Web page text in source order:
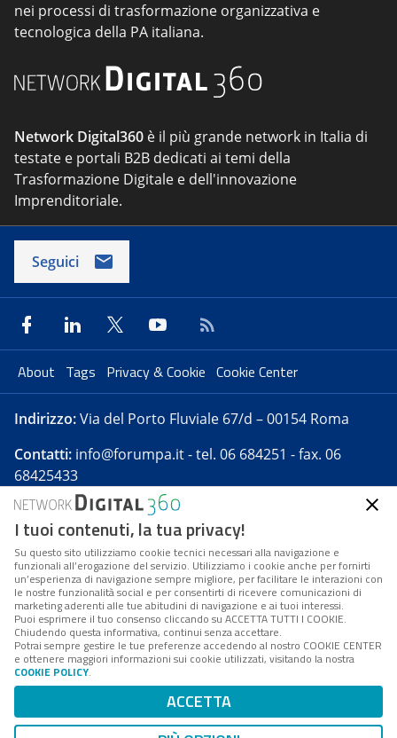
nei processi di trasformazione organizzativa e
tecnologica della PA italiana.
Network Digital360 è il più grande network in Italia di
testate e portali B2B dedicati ai temi della
Trasformazione Digitale e dell'innovazione
Imprenditoriale.
Seguici
About Tags Privacy & Cookie Cookie Center
Indirizzo:Via del Porto Fluviale 67/d – 00154 Roma
Contatti: info@forumpa.it- tel. 06 684251 - fax. 06
68425433
Forumpa.itè una pubblicazione telematica iscritta
presso Registro della stampa del Tribunale di Roma -
Reg. n. 182 del 2 maggio 2008 - Direttore resp. Michela
Stentella
FPA s.r.l. è società soggetta a Direzione e
Coordinamento da parte di Digital360 S.p.A. - FPA s.r.l.
è un'azienda certificata per il sistema di management
Codice Fiscale/Partita IVA n. 10693191008 - R.E.A. Roma
n. 1249791. ISP AWS
I tuoi contenuti, la tua privacy!
Su questo sito utilizziamo cookie tecnici necessari alla navigazione e
funzionali all’erogazione del servizio. Utilizziamo i cookie anche per fornirti
un’esperienza di navigazione sempre migliore, per facilitare le interazioni con
le nostre funzionalità social e per consentirti di ricevere comunicazioni di
marketing aderenti alle tue abitudini di navigazione e ai tuoi interessi.
Puoi esprimere il tuo consenso cliccando su ACCETTA TUTTI I COOKIE.
Chiudendo questa informativa, continui senza accettare.
Potrai sempre gestire le tue preferenze accedendo al nostro COOKIE CENTER
e ottenere maggiori informazioni sui cookie utilizzati, visitando la nostra
COOKIE POLICY.
ACCETTA